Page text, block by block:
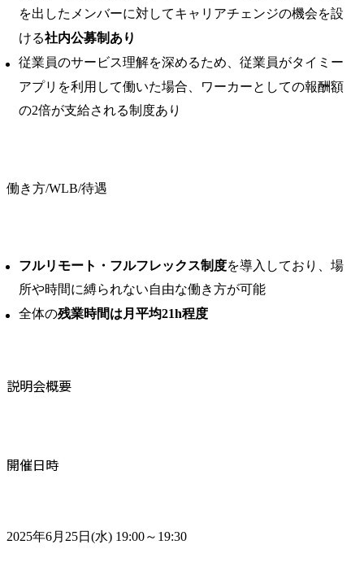
を出したメンバーに対してキャリアチェンジの機会を設
ける社内公募制あり
従業員のサービス理解を深めるため、従業員がタイミー
アプリを利用して働いた場合、ワーカーとしての報酬額
の2倍が支給される制度あり
働き方/WLB/待遇
フルリモート・フルフレックス制度を導入しており、場
所や時間に縛られない自由な働き方が可能
全体の残業時間は月平均21h程度
説明会概要
開催日時
2025年6月25日(水) 19:00～19:30